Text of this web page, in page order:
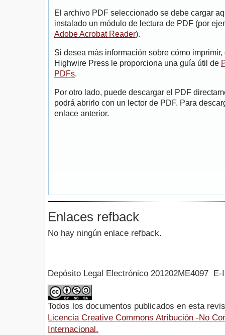
El archivo PDF seleccionado se debe cargar
instalado un módulo de lectura de PDF (por
Adobe Acrobat Reader).
Si desea más información sobre cómo
Highwire Press le proporciona una guía útil de
PDFs.
Por otro lado, puede descargar el PDF
podrá abrirlo con un lector de PDF. Para
enlace anterior.
Enlaces refback
No hay ningún enlace refback.
Depósito Legal Electrónico 201202ME4097 E-
Todos los documentos publicados en esta
Licencia Creative Commons Atribución -No
Internacional.